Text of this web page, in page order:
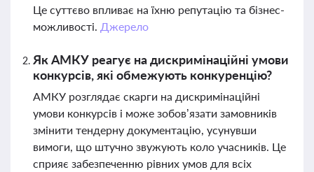
Це суттєво впливає на їхню репутацію та бізнес-
можливості. Джерело
Як АМКУ реагує на дискримінаційні умови
конкурсів, які обмежують конкуренцію?
АМКУ розглядає скарги на дискримінаційні
умови конкурсів і може зобов’язати замовників
змінити тендерну документацію, усунувши
вимоги, що штучно звужують коло учасників. Це
сприяє забезпеченню рівних умов для всіх